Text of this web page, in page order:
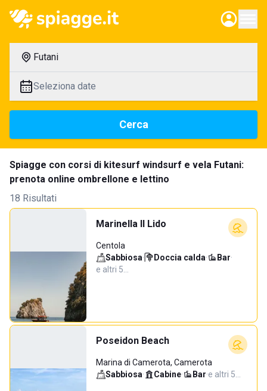
Futani
Seleziona date
Cerca
Spiagge con corsi di kitesurf windsurf e vela Futani:
prenota online ombrellone e lettino
18 Risultati
Marinella Il Lido
Centola
Sabbiosa· Doccia calda· Bar·
e altri 5…
Poseidon Beach
Marina di Camerota, Camerota
Sabbiosa· Cabine· Bar·e altri 5…